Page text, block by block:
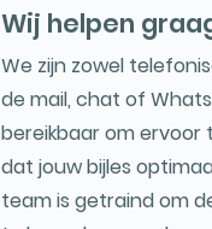
Wij helpen
We zijn zowel
de mail, chat of
bereikbaar om ervoor
dat jouw bijles
team is getraind om